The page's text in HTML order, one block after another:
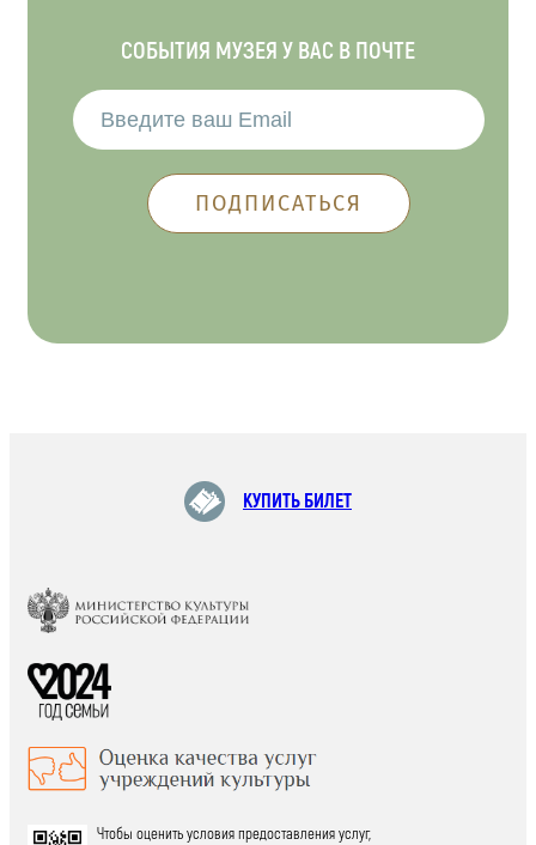
СОБЫТИЯ МУЗЕЯ У ВАС В ПОЧТЕ
КУПИТЬ БИЛЕТ
Чтобы оценить условия предоставления услуг,